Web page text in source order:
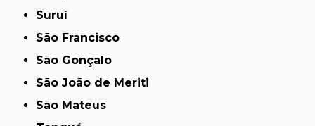
Suruí
São Francisco
São Gonçalo
São João de Meriti
São Mateus